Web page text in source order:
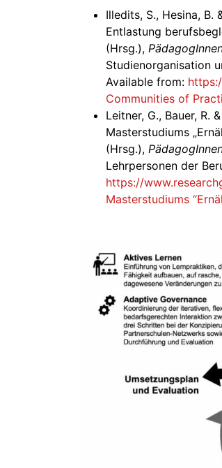
Illedits, S., Hesina,
Entlastung
(Hrsg.),
Studienorganisation
Available from:
Communities of
Leitner, G., Bauer, R.
Masterstudiums
(Hrsg.),
Lehrpersonen der
https://
Masterstudiums